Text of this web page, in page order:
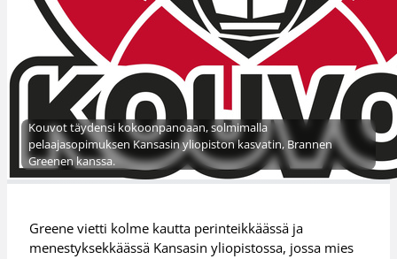
Kouvot täydensi kokoonpanoaan, solmimalla
pelaajasopimuksen Kansasin yliopiston kasvatin, Brannen
Greenen kanssa.
Greene vietti kolme kautta perinteikkäässä ja
menestyksekkäässä Kansasin yliopistossa, jossa mies